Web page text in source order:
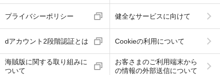
プライバシーポリシー 健全なサービスに向けて
dアカウント2段階認証とは Cookieの利用について
海賊版に関する取り組みに
ついて
お客さまのご利用端末から
の情報の外部送信について